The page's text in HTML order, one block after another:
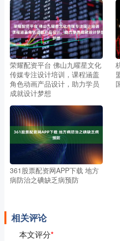
荣耀配资平台 佛山九曜星文化
传媒专注设计培训，课程涵盖
角色动画产品设计，助力学员
成就设计梦想
361股票配资网APP下载 地方
病防治之碘缺乏病预防
相关评论
本文评分*